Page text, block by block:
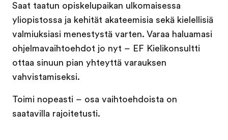
EF-toimistot
Etsi toimisto lähelläsi
Tietoa Meistä -sivustolla
Tutustu meihin tarkemmin
Liity joukkoomme
Saat taatun opiskelupaikan ulkomaisessa
yliopistossa ja kehität akateemisia sekä kielellisiä
valmiuksiasi menestystä varten. Varaa haluamasi
ohjelmavaihtoehdot jo nyt – EF Kielikonsultti
ottaa sinuun pian yhteyttä varauksen
vahvistamiseksi.
Toimi nopeasti – osa vaihtoehdoista on
saatavilla rajoitetusti.